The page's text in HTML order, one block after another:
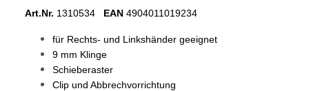
Art.Nr. 1310534 EAN 4904011019234
für Rechts- und Linkshänder geeignet
9 mm Klinge
Schieberaster
Clip und Abbrechvorrichtung